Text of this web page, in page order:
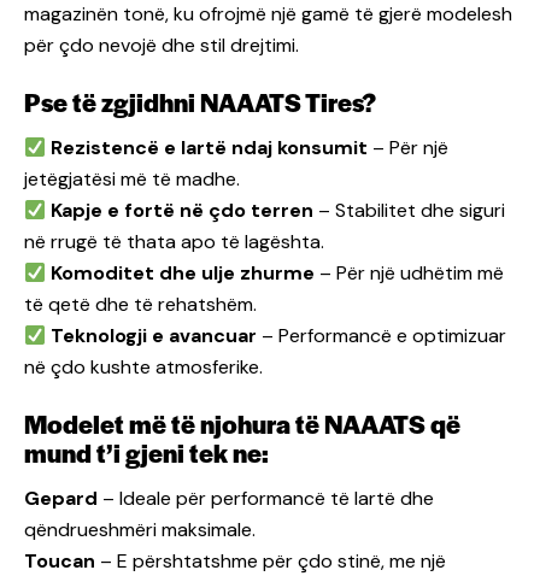
magazinën tonë, ku ofrojmë një gamë të gjerë modelesh
për çdo nevojë dhe stil drejtimi.
Pse të zgjidhni NAAATS Tires?
Rezistencë e lartë ndaj konsumit – Për një
jetëgjatësi më të madhe.
Kapje e fortë në çdo terren – Stabilitet dhe siguri
në rrugë të thata apo të lagështa.
Komoditet dhe ulje zhurme – Për një udhëtim më
të qetë dhe të rehatshëm.
Teknologji e avancuar – Performancë e optimizuar
në çdo kushte atmosferike.
Modelet më të njohura të NAAATS që
mund t’i gjeni tek ne:
Gepard – Ideale për performancë të lartë dhe
qëndrueshmëri maksimale.
Toucan – E përshtatshme për çdo stinë, me një